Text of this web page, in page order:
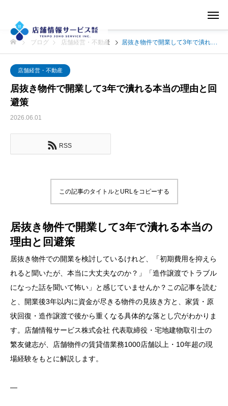
ブログ 店舗経営・不動産 居抜き物件で開業して3年で潰れる本当の理由と回避策
店舗経営・不動産
居抜き物件で開業して3年で潰れる本当の理由と回
避策
2026.06.01
RSS
この記事のタイトルとURLをコピーする
居抜き物件で開業して3年で潰れる本当の
理由と回避策
居抜き物件での開業を検討しているけれど、「初期費用を抑えら
れると聞いたが、本当に大丈夫なのか？」「造作譲渡でトラブル
になった話を聞いて怖い」と感じていませんか？この記事を読む
と、開業後3年以内に資金が尽きる物件の見抜き方と、家賃・原
状回復・造作譲渡で後から重くなる具体的な落とし穴がわかりま
す。店舗情報サービス株式会社 代表取締役・宅地建物取引士の
繁友健志が、店舗物件の賃貸借業務1000店舗以上・10年超の現
場経験をもとに解説します。
—